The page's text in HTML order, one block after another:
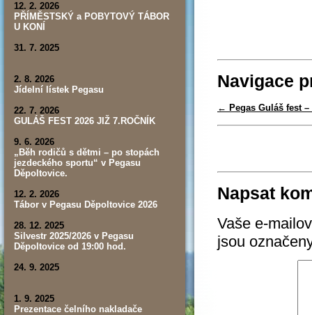
12. 2. 2026
PŘÍMĚSTSKÝ a POBYTOVÝ TÁBOR
U KONÍ
31. 7. 2025
2. 8. 2026
Jídelní lístek Pegasu
22. 7. 2026
GULÁŠ FEST 2026 JIŽ 7.ROČNÍK
9. 6. 2026
„Běh rodičů s dětmi – po stopách
jezdeckého sportu“ v Pegasu
Děpoltovice.
12. 2. 2026
Tábor v Pegasu Děpoltovice 2026
28. 12. 2025
Silvestr 2025/2026 v Pegasu
Děpoltovice od 19:00 hod.
24. 9. 2025
1. 9. 2025
Prezentace čelního nakladače
Navigace
← Pegas Guláš fest –
Napsat
Vaše e-
jsou